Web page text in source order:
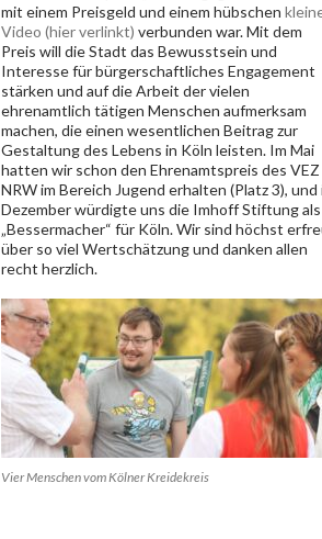
mit einem Preisgeld und einem hübschen
Video (hier verlinkt) verbunden war. Mit dem
Preis will die Stadt das Bewusstsein und
Interesse für bürgerschaftliches Engagement
stärken und auf die Arbeit der vielen
ehrenamtlich tätigen Menschen aufmerksam
machen, die einen wesentlichen Beitrag zur
Gestaltung des Lebens in Köln leisten. Im Mai
hatten wir schon den Ehrenamtspreis des VEZ
NRW im Bereich Jugend erhalten (Platz 3), und
Dezember würdigte uns die Imhoff Stiftung als
„Bessermacher“ für Köln. Wir sind höchst
über so viel Wertschätzung und danken allen
recht herzlich.
Vier Menschen vom Kölner Kreidekreis